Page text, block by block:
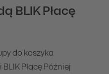
BLIK Płacę
do koszyka
Płacę Później